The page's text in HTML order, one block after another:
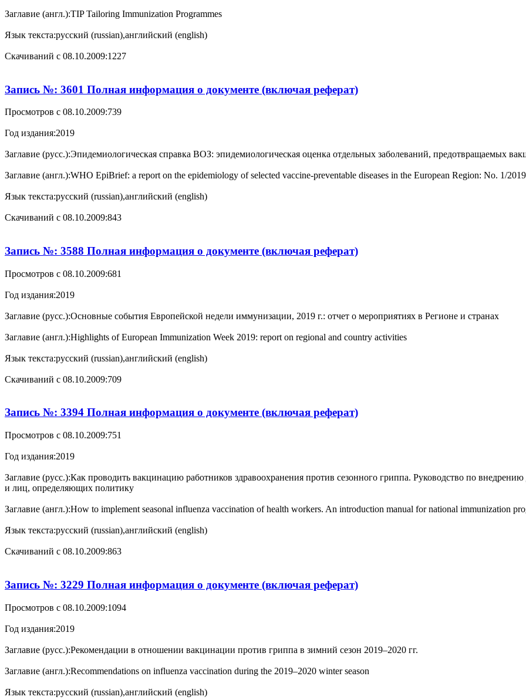
Заглавие (англ.):TIP Tailoring Immunization Programmes
Язык текста:русский (russian),английский (english)
Cкачиваний с 08.10.2009:1227
Запись №: 3601 Полная информация о документе (включая реферат)
Просмотров с 08.10.2009:739
Год издания:2019
Заглавие (русс.):Эпидемиологическая справка ВОЗ: эпидемиологическая оценка отдельных заболеваний, предотвращаемых
Заглавие (англ.):WHO EpiBrief: a report on the epidemiology of selected vaccine-preventable diseases in the European Region: No. 1/2019
Язык текста:русский (russian),английский (english)
Cкачиваний с 08.10.2009:843
Запись №: 3588 Полная информация о документе (включая реферат)
Просмотров с 08.10.2009:681
Год издания:2019
Заглавие (русс.):Основные события Европейской недели иммунизации, 2019 г.: отчет о мероприятиях в Регионе и странах
Заглавие (англ.):Highlights of European Immunization Week 2019: report on regional and country activities
Язык текста:русский (russian),английский (english)
Cкачиваний с 08.10.2009:709
Запись №: 3394 Полная информация о документе (включая реферат)
Просмотров с 08.10.2009:751
Год издания:2019
Заглавие (русс.):Как проводить вакцинацию работников здравоохранения против сезонного гриппа. Руководство по
и лиц, определяющих политику
Заглавие (англ.):How to implement seasonal influenza vaccination of health workers. An introduction manual for national immunization
Язык текста:русский (russian),английский (english)
Cкачиваний с 08.10.2009:863
Запись №: 3229 Полная информация о документе (включая реферат)
Просмотров с 08.10.2009:1094
Год издания:2019
Заглавие (русс.):Рекомендации в отношении вакцинации против гриппа в зимний сезон 2019–2020 гг.
Заглавие (англ.):Recommendations on influenza vaccination during the 2019–2020 winter season
Язык текста:русский (russian),английский (english)